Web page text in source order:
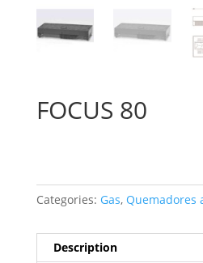
FOCUS 80
Categories: Gas, Quemadores
Description